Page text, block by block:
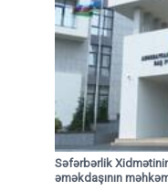
Səfərbərlik
əməkdaşının